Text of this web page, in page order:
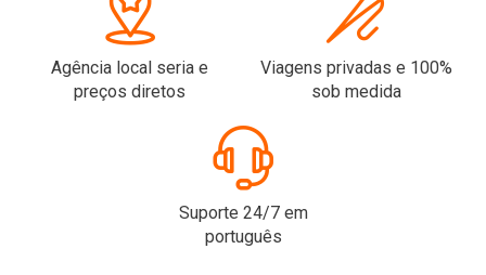
Agência local seria e
preços diretos
Viagens privadas e 100%
sob medida
Suporte 24/7 em
português